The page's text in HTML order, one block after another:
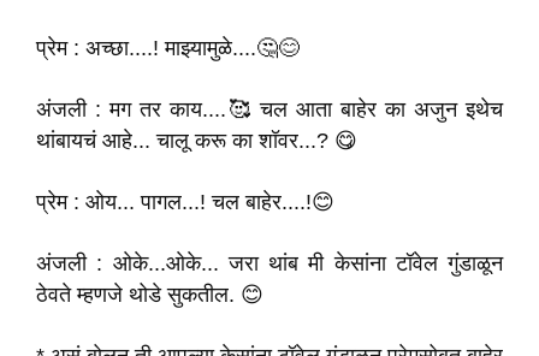
प्रेम : अच्छा....! माझ्यामुळे....🤔😊
अंजली : मग तर काय....🥰 चल आता बाहेर का अजुन इथेच
थांबायचं आहे... चालू करू का शॉवर...? 😋
प्रेम : ओय... पागल...! चल बाहेर....!😊
अंजली : ओके...ओके... जरा थांब मी केसांना टॉवेल गुंडाळून
ठेवते म्हणजे थोडे सुकतील. 😊